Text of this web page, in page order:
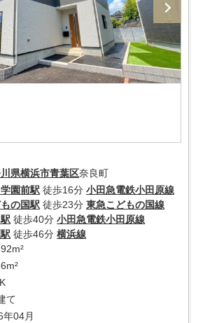
県横浜市青葉区奈良町
園前駅 徒歩16分 小田急電鉄小田原線
の国駅 徒歩23分 東急こどもの国線
徒歩40分 小田急電鉄小田原線
徒歩46分 横浜線
て
年04月